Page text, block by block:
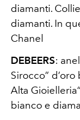
diamanti.
diamanti. In
Chanel
DEBEERS:
Sirocco”
Alta
bianco e